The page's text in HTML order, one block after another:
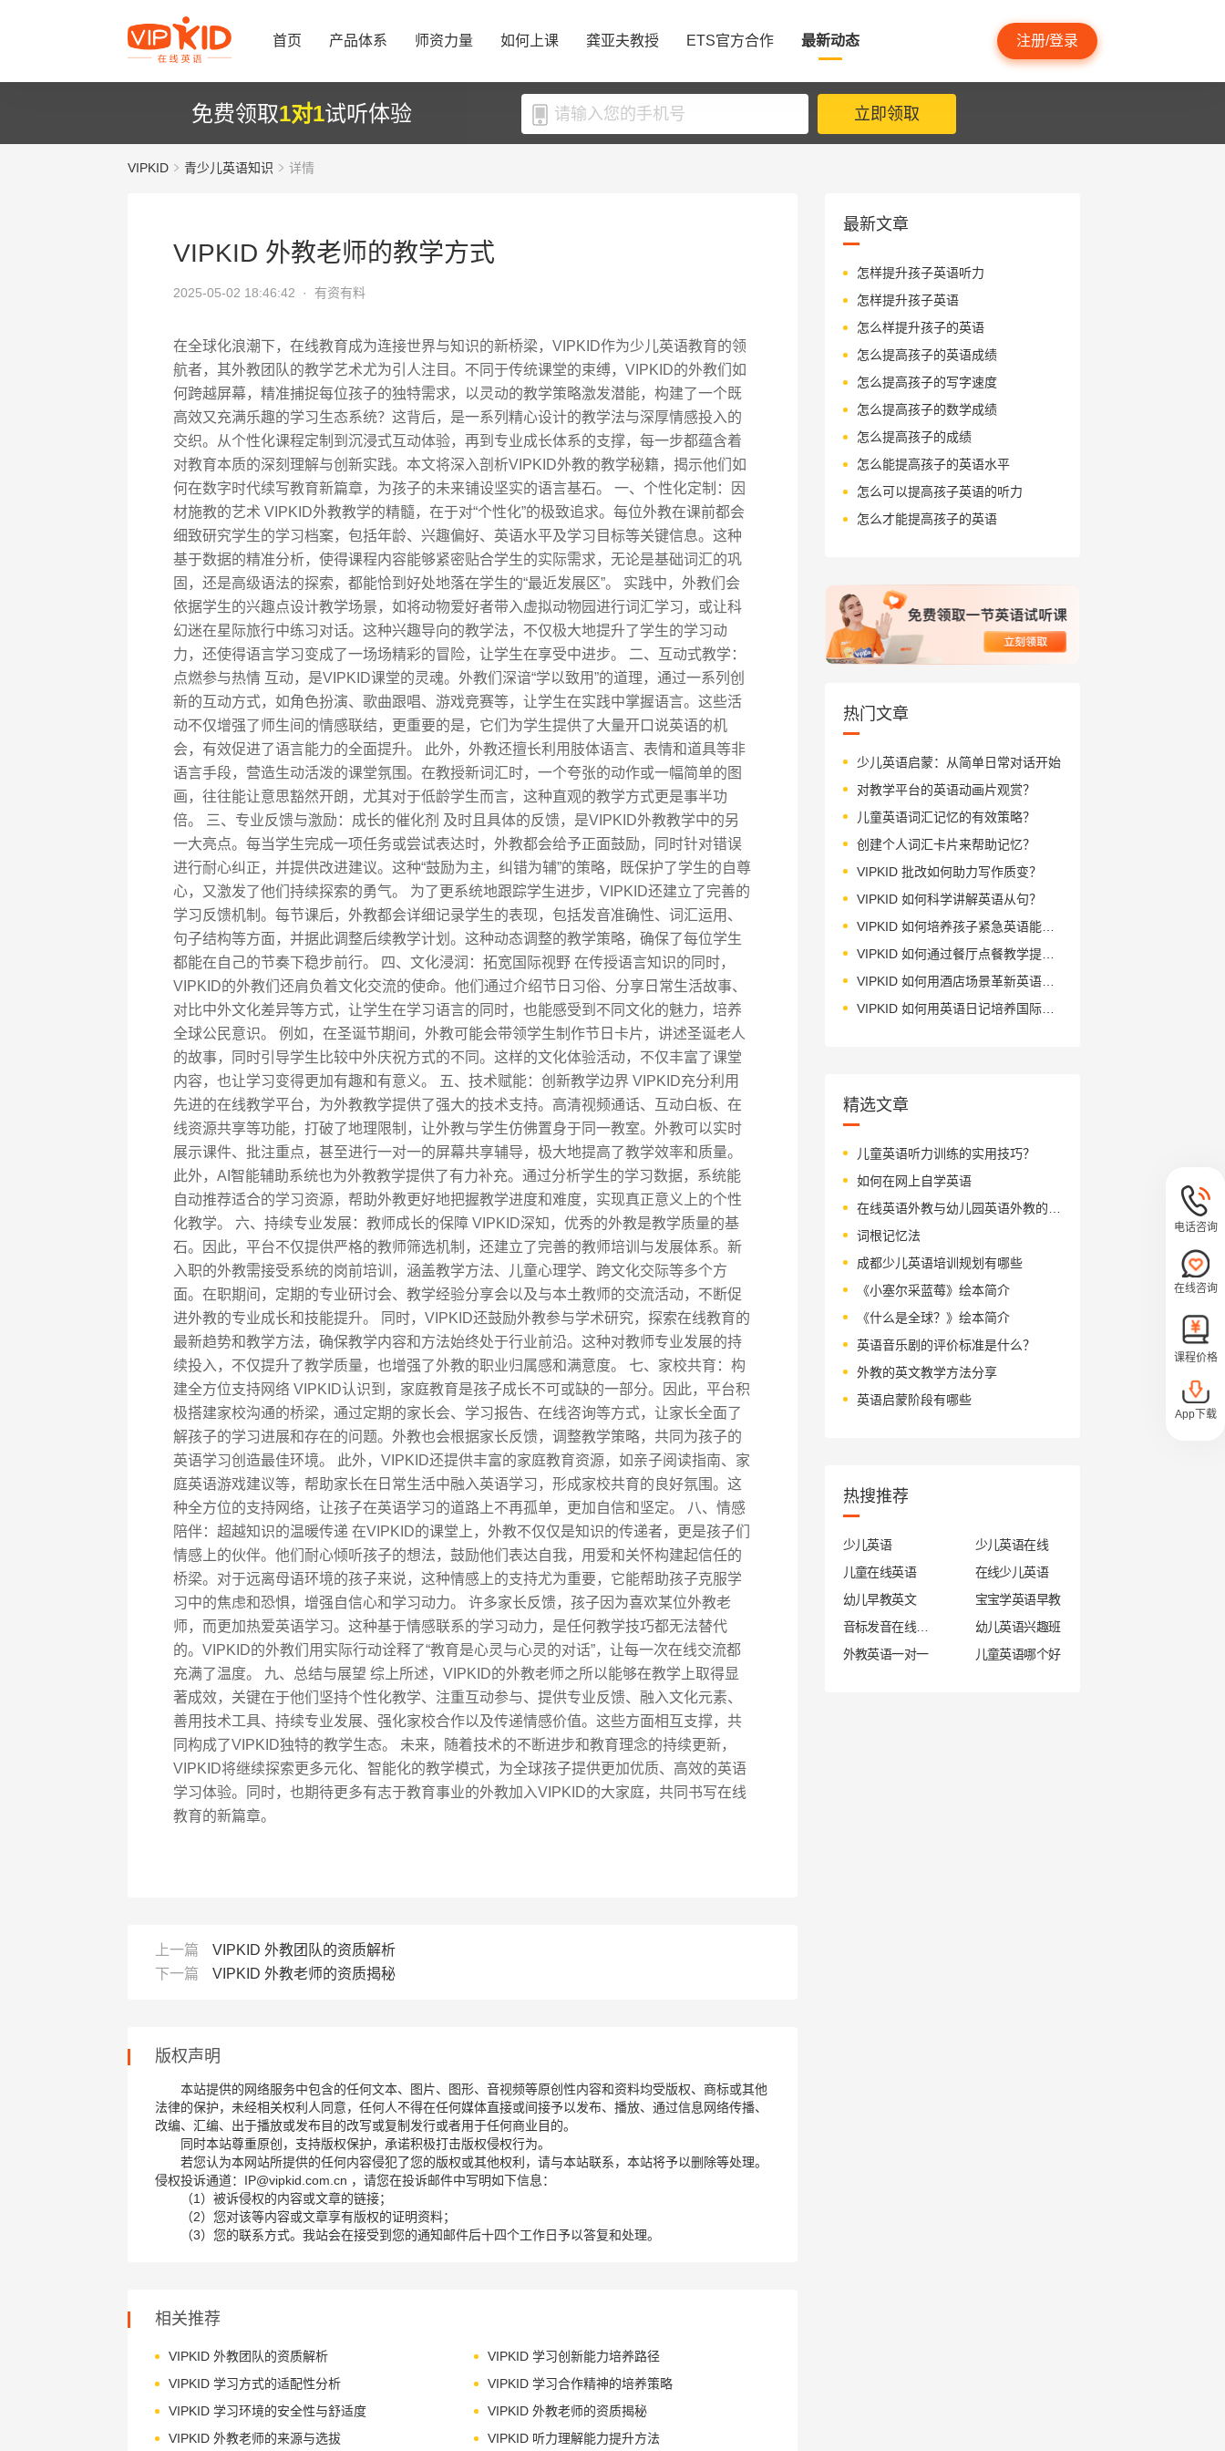
首页 产品体系 师资力量 如何上课 龚亚夫教授 ETS官方合作 最新动态 注册/登录
免费领取1对1试听体验 立即领取
VIPKID 青少儿英语知识 详情
VIPKID 外教老师的教学方式
2025-05-02 18:46:42 · 有资有料
在全球化浪潮下，在线教育成为连接世界与知识的新桥梁，VIPKID作为少儿英语教育的领
航者，其外教团队的教学艺术尤为引人注目。不同于传统课堂的束缚，VIPKID的外教们如
何跨越屏幕，精准捕捉每位孩子的独特需求，以灵动的教学策略激发潜能，构建了一个既
高效又充满乐趣的学习生态系统？这背后，是一系列精心设计的教学法与深厚情感投入的
交织。从个性化课程定制到沉浸式互动体验，再到专业成长体系的支撑，每一步都蕴含着
对教育本质的深刻理解与创新实践。本文将深入剖析VIPKID外教的教学秘籍，揭示他们如
何在数字时代续写教育新篇章，为孩子的未来铺设坚实的语言基石。 一、个性化定制：因
材施教的艺术 VIPKID外教教学的精髓，在于对“个性化”的极致追求。每位外教在课前都会
细致研究学生的学习档案，包括年龄、兴趣偏好、英语水平及学习目标等关键信息。这种
基于数据的精准分析，使得课程内容能够紧密贴合学生的实际需求，无论是基础词汇的巩
固，还是高级语法的探索，都能恰到好处地落在学生的“最近发展区”。 实践中，外教们会
依据学生的兴趣点设计教学场景，如将动物爱好者带入虚拟动物园进行词汇学习，或让科
幻迷在星际旅行中练习对话。这种兴趣导向的教学法，不仅极大地提升了学生的学习动
力，还使得语言学习变成了一场场精彩的冒险，让学生在享受中进步。 二、互动式教学：
点燃参与热情 互动，是VIPKID课堂的灵魂。外教们深谙“学以致用”的道理，通过一系列创
新的互动方式，如角色扮演、歌曲跟唱、游戏竞赛等，让学生在实践中掌握语言。这些活
动不仅增强了师生间的情感联结，更重要的是，它们为学生提供了大量开口说英语的机
会，有效促进了语言能力的全面提升。 此外，外教还擅长利用肢体语言、表情和道具等非
语言手段，营造生动活泼的课堂氛围。在教授新词汇时，一个夸张的动作或一幅简单的图
画，往往能让意思豁然开朗，尤其对于低龄学生而言，这种直观的教学方式更是事半功
倍。 三、专业反馈与激励：成长的催化剂 及时且具体的反馈，是VIPKID外教教学中的另
一大亮点。每当学生完成一项任务或尝试表达时，外教都会给予正面鼓励，同时针对错误
进行耐心纠正，并提供改进建议。这种“鼓励为主，纠错为辅”的策略，既保护了学生的自尊
心，又激发了他们持续探索的勇气。 为了更系统地跟踪学生进步，VIPKID还建立了完善的
学习反馈机制。每节课后，外教都会详细记录学生的表现，包括发音准确性、词汇运用、
句子结构等方面，并据此调整后续教学计划。这种动态调整的教学策略，确保了每位学生
都能在自己的节奏下稳步前行。 四、文化浸润：拓宽国际视野 在传授语言知识的同时，
VIPKID的外教们还肩负着文化交流的使命。他们通过介绍节日习俗、分享日常生活故事、
对比中外文化差异等方式，让学生在学习语言的同时，也能感受到不同文化的魅力，培养
全球公民意识。 例如，在圣诞节期间，外教可能会带领学生制作节日卡片，讲述圣诞老人
的故事，同时引导学生比较中外庆祝方式的不同。这样的文化体验活动，不仅丰富了课堂
内容，也让学习变得更加有趣和有意义。 五、技术赋能：创新教学边界 VIPKID充分利用
先进的在线教学平台，为外教教学提供了强大的技术支持。高清视频通话、互动白板、在
线资源共享等功能，打破了地理限制，让外教与学生仿佛置身于同一教室。外教可以实时
展示课件、批注重点，甚至进行一对一的屏幕共享辅导，极大地提高了教学效率和质量。
此外，AI智能辅助系统也为外教教学提供了有力补充。通过分析学生的学习数据，系统能
自动推荐适合的学习资源，帮助外教更好地把握教学进度和难度，实现真正意义上的个性
化教学。 六、持续专业发展：教师成长的保障 VIPKID深知，优秀的外教是教学质量的基
石。因此，平台不仅提供严格的教师筛选机制，还建立了完善的教师培训与发展体系。新
入职的外教需接受系统的岗前培训，涵盖教学方法、儿童心理学、跨文化交际等多个方
面。在职期间，定期的专业研讨会、教学经验分享会以及与本土教师的交流活动，不断促
进外教的专业成长和技能提升。 同时，VIPKID还鼓励外教参与学术研究，探索在线教育的
最新趋势和教学方法，确保教学内容和方法始终处于行业前沿。这种对教师专业发展的持
续投入，不仅提升了教学质量，也增强了外教的职业归属感和满意度。 七、家校共育：构
建全方位支持网络 VIPKID认识到，家庭教育是孩子成长不可或缺的一部分。因此，平台积
极搭建家校沟通的桥梁，通过定期的家长会、学习报告、在线咨询等方式，让家长全面了
解孩子的学习进展和存在的问题。外教也会根据家长反馈，调整教学策略，共同为孩子的
英语学习创造最佳环境。 此外，VIPKID还提供丰富的家庭教育资源，如亲子阅读指南、家
庭英语游戏建议等，帮助家长在日常生活中融入英语学习，形成家校共育的良好氛围。这
种全方位的支持网络，让孩子在英语学习的道路上不再孤单，更加自信和坚定。 八、情感
陪伴：超越知识的温暖传递 在VIPKID的课堂上，外教不仅仅是知识的传递者，更是孩子们
情感上的伙伴。他们耐心倾听孩子的想法，鼓励他们表达自我，用爱和关怀构建起信任的
桥梁。对于远离母语环境的孩子来说，这种情感上的支持尤为重要，它能帮助孩子克服学
习中的焦虑和恐惧，增强自信心和学习动力。 许多家长反馈，孩子因为喜欢某位外教老
师，而更加热爱英语学习。这种基于情感联系的学习动力，是任何教学技巧都无法替代
的。VIPKID的外教们用实际行动诠释了“教育是心灵与心灵的对话”，让每一次在线交流都
充满了温度。 九、总结与展望 综上所述，VIPKID的外教老师之所以能够在教学上取得显
著成效，关键在于他们坚持个性化教学、注重互动参与、提供专业反馈、融入文化元素、
善用技术工具、持续专业发展、强化家校合作以及传递情感价值。这些方面相互支撑，共
同构成了VIPKID独特的教学生态。 未来，随着技术的不断进步和教育理念的持续更新，
VIPKID将继续探索更多元化、智能化的教学模式，为全球孩子提供更加优质、高效的英语
学习体验。同时，也期待更多有志于教育事业的外教加入VIPKID的大家庭，共同书写在线
教育的新篇章。
上一篇
VIPKID 外教团队的资质解析
下一篇
VIPKID 外教老师的资质揭秘
版权声明
本站提供的网络服务中包含的任何文本、图片、图形、音视频等原创性内容和资料均受版权、商标或其他
法律的保护，未经相关权利人同意，任何人不得在任何媒体直接或间接予以发布、播放、通过信息网络传播、
改编、汇编、出于播放或发布目的改写或复制发行或者用于任何商业目的。
同时本站尊重原创，支持版权保护，承诺积极打击版权侵权行为。
若您认为本网站所提供的任何内容侵犯了您的版权或其他权利，请与本站联系，本站将予以删除等处理。
侵权投诉通道：IP@vipkid.com.cn ，请您在投诉邮件中写明如下信息：
（1）被诉侵权的内容或文章的链接；
（2）您对该等内容或文章享有版权的证明资料；
（3）您的联系方式。我站会在接受到您的通知邮件后十四个工作日予以答复和处理。
相关推荐
VIPKID 外教团队的资质解析
VIPKID 学习创新能力培养路径
VIPKID 学习方式的适配性分析
VIPKID 学习合作精神的培养策略
VIPKID 学习环境的安全性与舒适度
VIPKID 外教老师的资质揭秘
VIPKID 外教老师的来源与选拔
VIPKID 听力理解能力提升方法
最新文章
怎样提升孩子英语听力
怎样提升孩子英语
怎么样提升孩子的英语
怎么提高孩子的英语成绩
怎么提高孩子的写字速度
怎么提高孩子的数学成绩
怎么提高孩子的成绩
怎么能提高孩子的英语水平
怎么可以提高孩子英语的听力
怎么才能提高孩子的英语
热门文章
少儿英语启蒙：从简单日常对话开始
对教学平台的英语动画片观赏？
儿童英语词汇记忆的有效策略？
创建个人词汇卡片来帮助记忆？
VIPKID 批改如何助力写作质变？
VIPKID 如何科学讲解英语从句？
VIPKID 如何培养孩子紧急英语能力？
VIPKID 如何通过餐厅点餐教学提升少儿英语应用能力？
VIPKID 如何用酒店场景革新英语教学？
VIPKID 如何用英语日记培养国际化人才？
精选文章
儿童英语听力训练的实用技巧？
如何在网上自学英语
词根记忆法
成都少儿英语培训规划有哪些
《小塞尔采蓝莓》绘本简介
《什么是全球？》绘本简介
英语音乐剧的评价标准是什么？
外教的英文教学方法分享
英语启蒙阶段有哪些
热搜推荐
少儿英语
少儿英语在线
儿童在线英语
在线少儿英语
幼儿早教英文
宝宝学英语早教
幼儿英语兴趣班
外教英语一对一
儿童英语哪个好
电话咨询
在线咨询
课程价格
App下载